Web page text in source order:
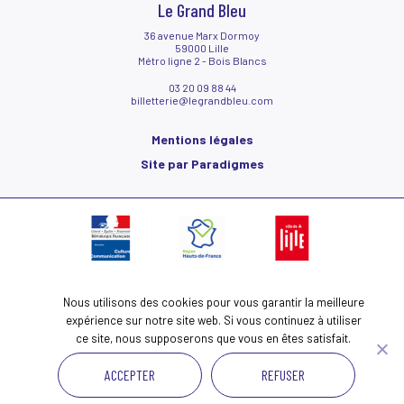
Le Grand Bleu
36 avenue Marx Dormoy
59000 Lille
Métro ligne 2 - Bois Blancs
03 20 09 88 44
billetterie@legrandbleu.com
Mentions légales
Site par Paradigmes
Nous utilisons des cookies pour vous garantir la meilleure
expérience sur notre site web. Si vous continuez à utiliser
ce site, nous supposerons que vous en êtes satisfait.
ACCEPTER REFUSER